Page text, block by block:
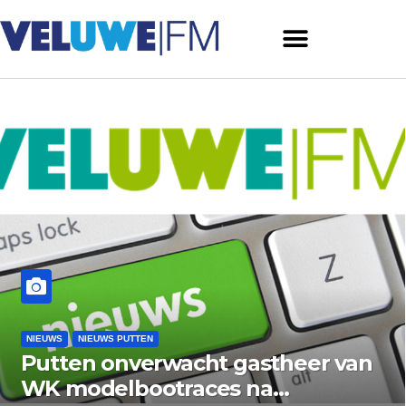
NIEUWS PUTTEN
onverwacht gastheer van
modelbootraces na